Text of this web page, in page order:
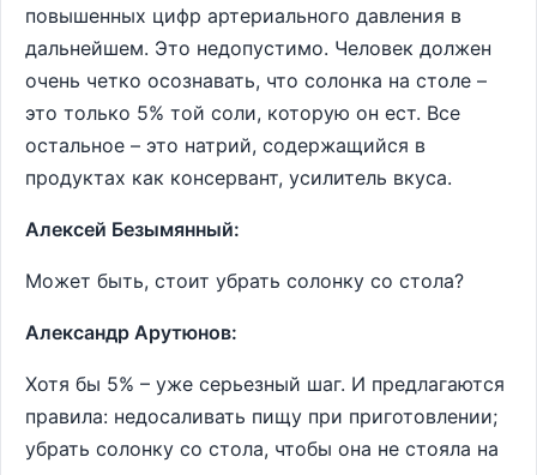
повышенных цифр артериального давления в
дальнейшем. Это недопустимо. Человек должен
очень четко осознавать, что солонка на столе –
это только 5% той соли, которую он ест. Все
остальное – это натрий, содержащийся в
продуктах как консервант, усилитель вкуса.
Алексей Безымянный:
Может быть, стоит убрать солонку со стола?
Александр Арутюнов:
Хотя бы 5% – уже серьезный шаг. И предлагаются
правила: недосаливать пищу при приготовлении;
убрать солонку со стола, чтобы она не стояла на